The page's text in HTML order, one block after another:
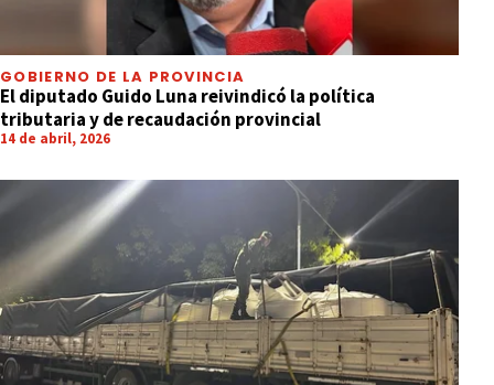
GOBIERNO DE LA PROVINCIA
El diputado Guido Luna reivindicó la política
tributaria y de recaudación provincial
14 de abril, 2026